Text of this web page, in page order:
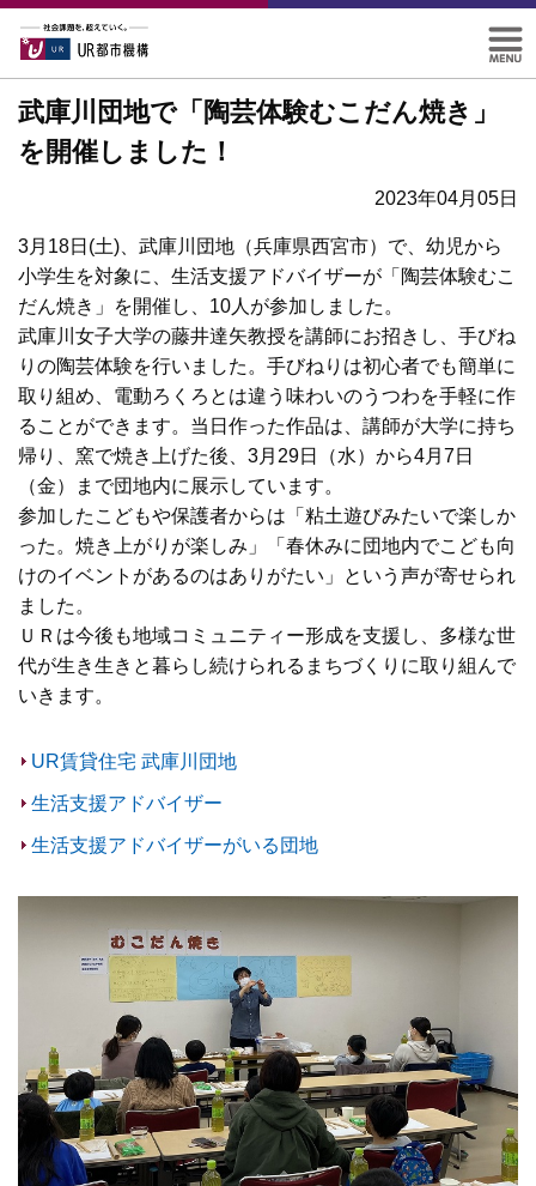
武庫川団地で「陶芸体験むこだん焼き」
を開催しました！
2023年04月05日
3月18日(土)、武庫川団地（兵庫県西宮市）で、幼児から
小学生を対象に、生活支援アドバイザーが「陶芸体験むこ
だん焼き」を開催し、10人が参加しました。
武庫川女子大学の藤井達矢教授を講師にお招きし、手びね
りの陶芸体験を行いました。手びねりは初心者でも簡単に
取り組め、電動ろくろとは違う味わいのうつわを手軽に作
ることができます。当日作った作品は、講師が大学に持ち
帰り、窯で焼き上げた後、3月29日（水）から4月7日
（金）まで団地内に展示しています。
参加したこどもや保護者からは「粘土遊びみたいで楽しか
った。焼き上がりが楽しみ」「春休みに団地内でこども向
けのイベントがあるのはありがたい」という声が寄せられ
ました。
ＵＲは今後も地域コミュニティー形成を支援し、多様な世
代が生き生きと暮らし続けられるまちづくりに取り組んで
いきます。
UR賃貸住宅 武庫川団地
生活支援アドバイザー
生活支援アドバイザーがいる団地